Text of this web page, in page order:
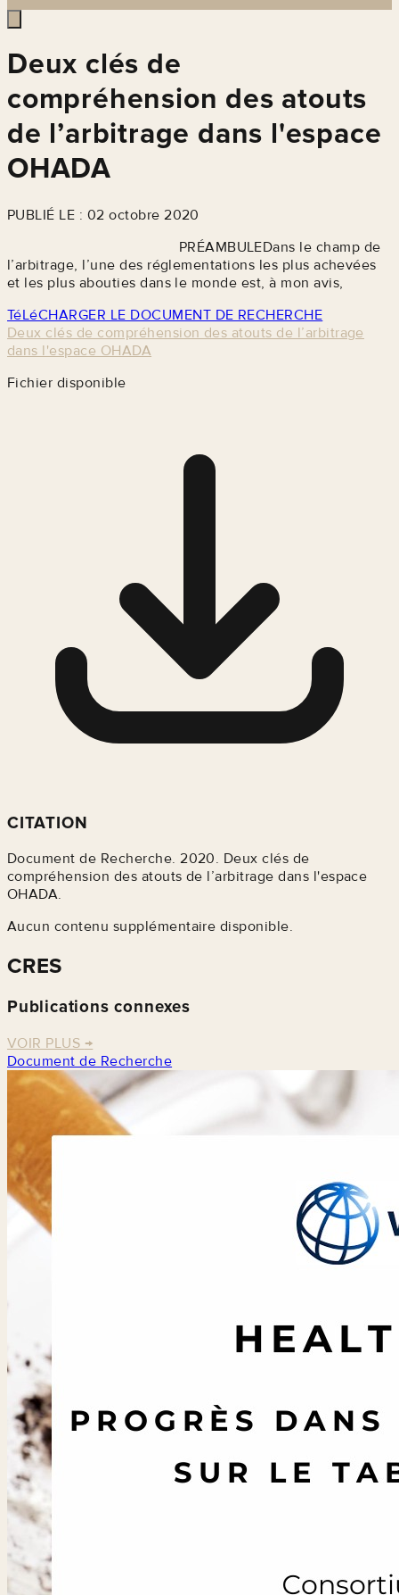
Deux clés de
compréhension des atouts
de l’arbitrage dans l'espace
OHADA
PUBLIÉ LE : 02 octobre 2020
PRÉAMBULEDans le champ de
l’arbitrage, l’une des réglementations les plus achevées
et les plus abouties dans le monde est, à mon avis,
TéLéCHARGER LE DOCUMENT DE RECHERCHE
Deux clés de compréhension des atouts de l’arbitrage
dans l'espace OHADA
Fichier disponible
CITATION
Document de Recherche. 2020. Deux clés de
compréhension des atouts de l’arbitrage dans l'espace
OHADA.
Aucun contenu supplémentaire disponible.
CRES
Publications connexes
VOIR PLUS →
Document de Recherche